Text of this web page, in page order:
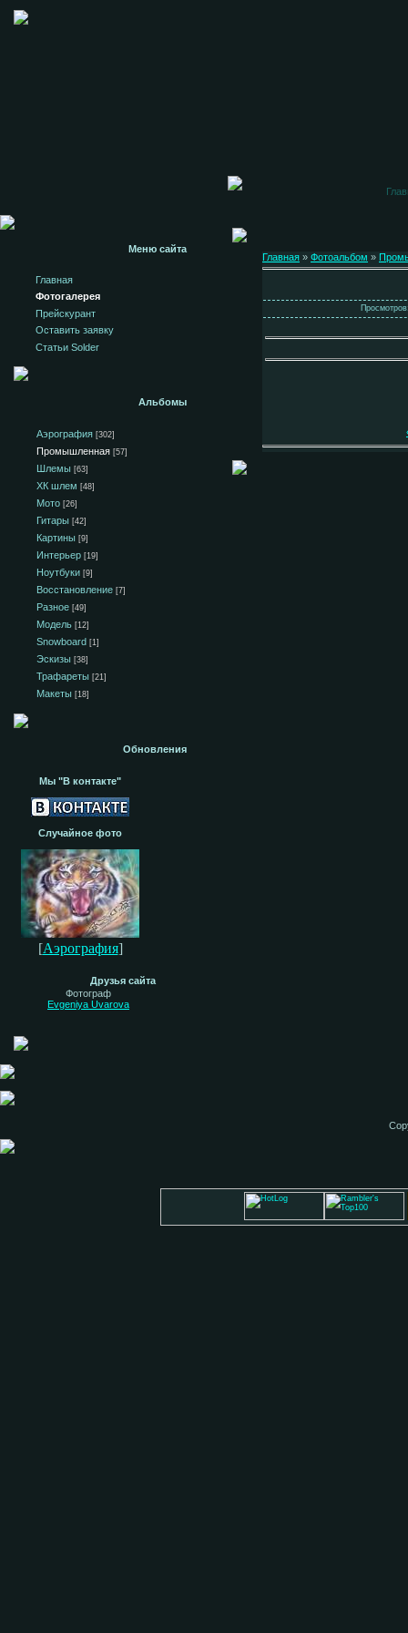
Меню сайта
Главная
Фотогалерея
Прейскурант
Оставить заявку
Статьи Solder
Альбомы
Аэрография [302]
Промышленная [57]
Шлемы [63]
ХК шлем [48]
Мото [26]
Гитары [42]
Картины [9]
Интерьер [19]
Ноутбуки [9]
Восстановление [7]
Разное [49]
Модель [12]
Snowboard [1]
Эскизы [38]
Трафареты [21]
Макеты [18]
Обновления
Мы "В контакте"
Случайное фото
[Аэрография]
Друзья сайта
Фотограф
Evgeniya Uvarova
Главная » Фотоальбом »